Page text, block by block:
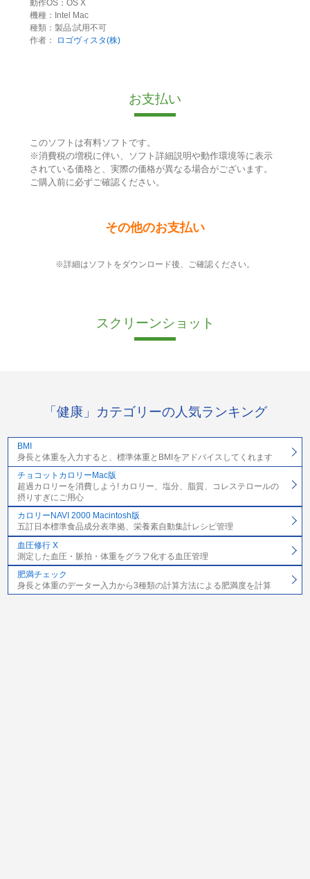
動作OS：OS X
機種：Intel Mac
種類：製品:試用不可
作者：
ロゴヴィスタ(株)
お支払い
このソフトは有料ソフトです。
※消費税の増税に伴い、ソフト詳細説明や動作環境等に表示
されている価格と、実際の価格が異なる場合がございます。
ご購入前に必ずご確認ください。
その他のお支払い
※詳細はソフトをダウンロード後、ご確認ください。
スクリーンショット
「健康」カテゴリーの人気ランキング
BMI
身長と体重を入力すると、標準体重とBMIをアドバイスしてくれます
チョコットカロリーMac版
超過カロリーを消費しよう! カロリー、塩分、脂質、コレステロールの
摂りすぎにご用心
カロリーNAVI 2000 Macintosh版
五訂日本標準食品成分表準拠、栄養素自動集計レシピ管理
血圧修行 X
測定した血圧・脈拍・体重をグラフ化する血圧管理
肥満チェック
身長と体重のデーター入力から3種類の計算方法による肥満度を計算